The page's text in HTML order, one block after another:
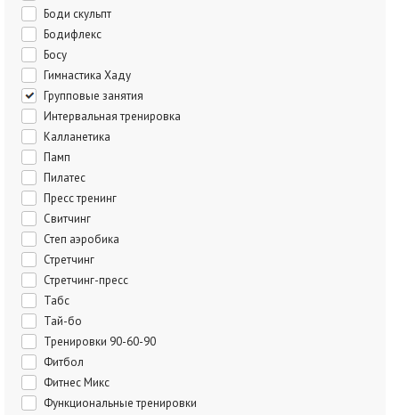
Боди скульпт
Бодифлекс
Босу
Гимнастика Хаду
Групповые занятия
Интервальная тренировка
Калланетика
Памп
Пилатес
Пресс тренинг
Свитчинг
Степ аэробика
Стретчинг
Стретчинг-пресс
Табс
Тай-бо
Тренировки 90-60-90
Фитбол
Фитнес Микс
Функциональные тренировки